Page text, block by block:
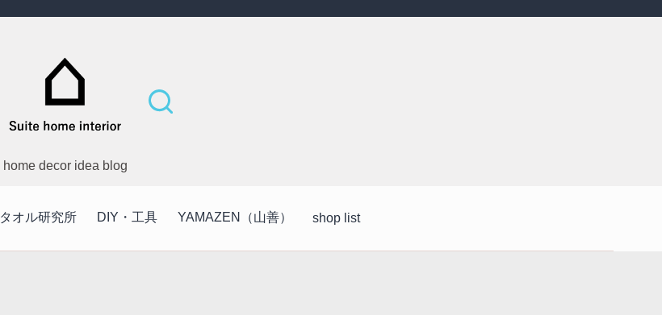
home decor idea blog
タオル研究所 DIY・工具 YAMAZEN（山善） shop list